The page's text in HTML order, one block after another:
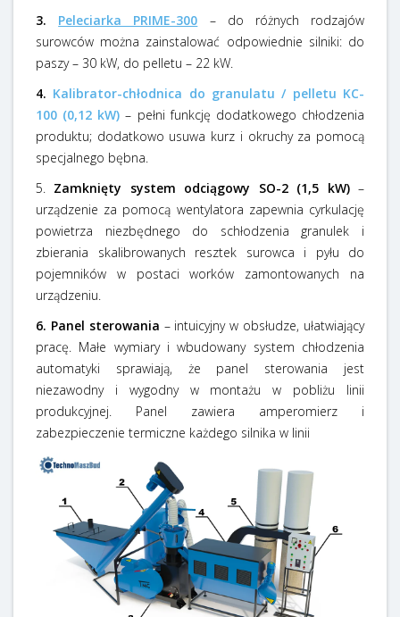
3.
Peleciarka PRIME-300 – do różnych rodzajów
surowców można zainstalować odpowiednie silniki: do
paszy – 30 kW, do pelletu – 22 kW.
4. Kalibrator-chłodnica do granulatu / pelletu KC-
100 (0,12 kW) – pełni funkcję dodatkowego chłodzenia
produktu; dodatkowo usuwa kurz i okruchy za pomocą
specjalnego bębna.
5. Zamknięty system odciągowy SO-2 (1,5 kW)–
urządzenie za pomocą wentylatora zapewnia cyrkulację
powietrza niezbędnego do schłodzenia granulek i
zbierania skalibrowanych resztek surowca i pyłu do
pojemników w postaci worków zamontowanych na
urządzeniu.
6. Panel sterowania – intuicyjny w obsłudze, ułatwiający
pracę. Małe wymiary i wbudowany system chłodzenia
automatyki sprawiają, że panel sterowania jest
niezawodny i wygodny w montażu w pobliżu linii
produkcyjnej. Panel zawiera amperomierz i
zabezpieczenie termiczne każdego silnika w linii